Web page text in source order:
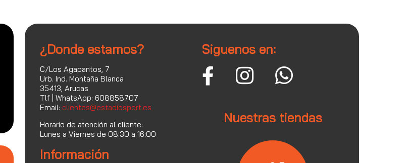
¿Donde estamos?
C/Los Agapantos, 7
Urb. Ind. Montaña Blanca
35413, Arucas
Tlf | WhatsApp: 608858707
Email: clientes@estadiosport.es
Horario de atención al cliente:
Lunes a Viernes de 08:30 a 16:00
Información
Siguenos en:
Nuestras tiendas